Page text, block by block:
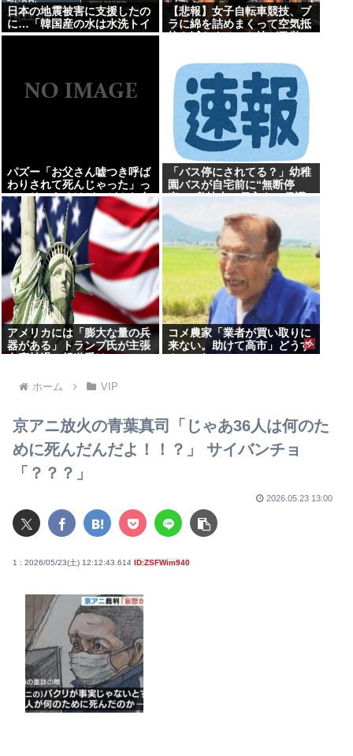
日本の地震被害に支援したの
に…「韓国産の水は水洗トイ
レに」
【悲報】女子自転車競技、ブ
ラに綿を詰めまくって空気抵
抗を減らすチート技が発覚ｗ
パズー「お父さん嘘つき呼ば
わりされて死んじゃった」っ
てセリフあるけど、どんな自
殺方法だったの？
「バス停にされてる？」幼稚
園バスが自宅前に“無断停
車” 敷地内に侵入も…保護
者マナーに「我慢の限界」
アメリカには「膨大な量の兵
器がある」トランプ氏が主張
在庫枯渇の報道受け
コメ農家「業者が買い取りに
来ない。助けて高市」どうす
んのこれ
ホーム VIP
京アニ放火の青葉真司「じゃあ36人は何のた
めに死んだんだよ！！？」 サイバンチョ
「？？？」
2026.05.23 13:00
1 : 2026/05/23(土) 12:12:43.614 ID:ZSFWim940